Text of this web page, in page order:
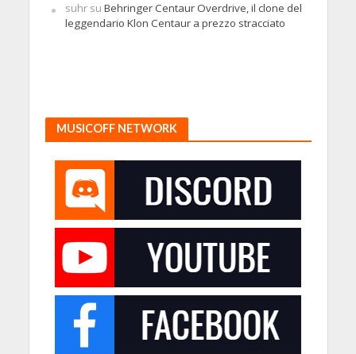
suhrsu Behringer Centaur Overdrive, il clone del
leggendario Klon Centaur a prezzo stracciato
MUSICOFF NETWORK